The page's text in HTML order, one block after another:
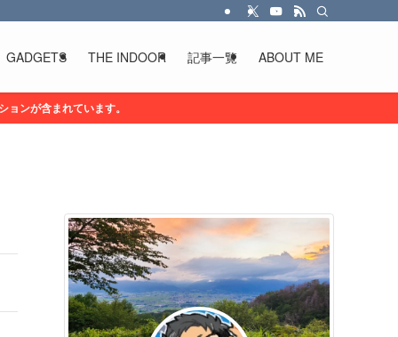
GADGETS THE INDOOR 記事一覧 ABOUT ME
ンが含まれています。